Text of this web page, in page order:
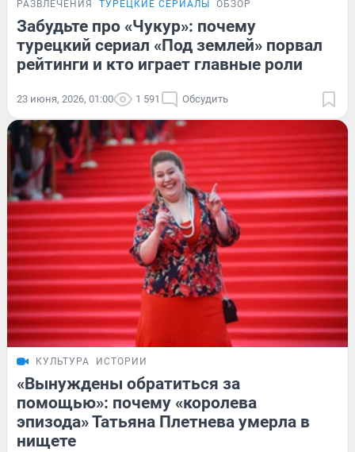
РАЗВЛЕЧЕНИЯ ТУРЕЦКИЕ СЕРИАЛЫ ОБЗОР
Забудьте про «Чукур»: почему
турецкий сериал «Под землей» порвал
рейтинги и кто играет главные роли
23 июня, 2026, 01:00 1 591 Обсудить
КУЛЬТУРА ИСТОРИИ
«Вынуждены обратиться за
помощью»: почему «королева
эпизода» Татьяна Плетнева умерла в
нищете